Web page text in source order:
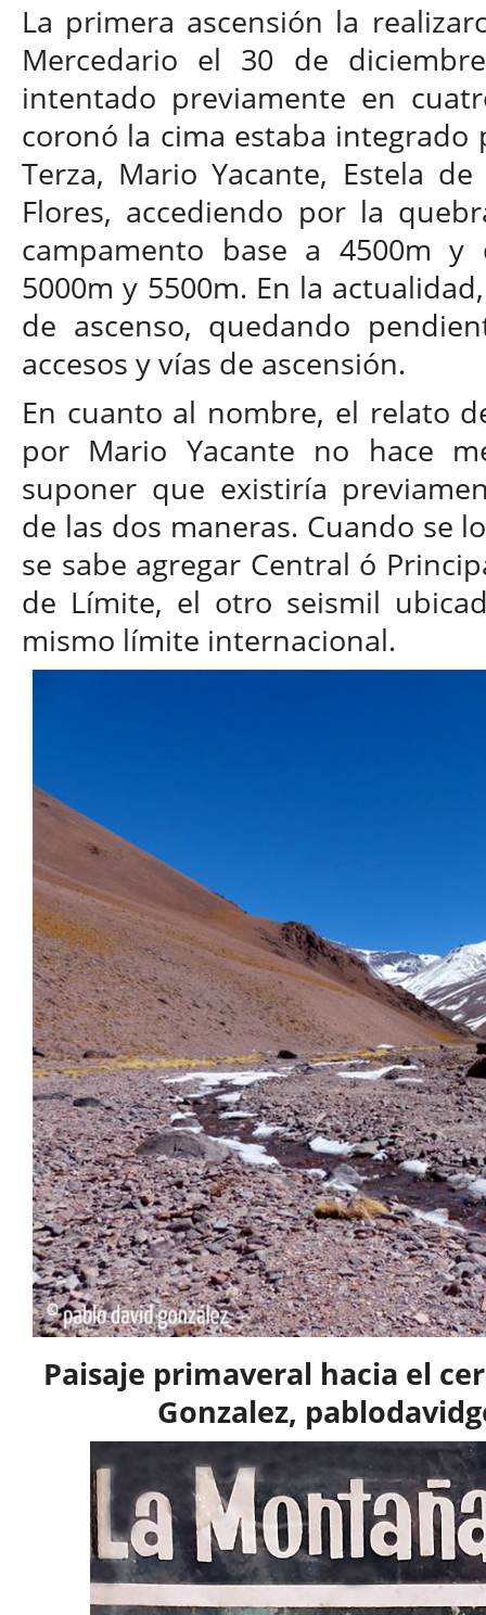
La primera ascensión la
Mercedario el 30 de
intentado previamente en
coronó la cima estaba integrado
Terza, Mario Yacante, Estela
Flores, accediendo por la
campamento base a 4500m
5000m y 5500m. En la
de ascenso, quedando
accesos y vías de ascensión.
En cuanto al nombre, el relato
por Mario Yacante no hace
suponer que existiría
de las dos maneras. Cuando se
se sabe agregar Central ó
de Límite, el otro seismil
mismo límite internacional.
Paisaje primaveral hacia el
Gonzalez,